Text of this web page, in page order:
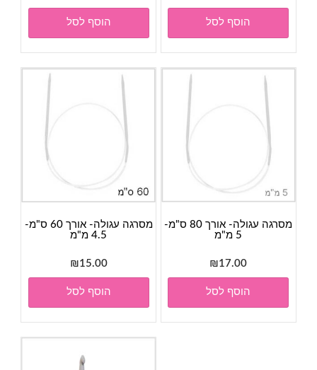
המקורי
היה:
₪5.00.
הנוכחי
₪4.00.
הוסף לסל
המקורי
היה:
₪5.00.
הנוכחי
₪4.00.
הוסף לסל
מסרגה עגולה- אורך 60 ס"מ-
4.5 מ"מ
₪15.00
הוסף לסל
מסרגה עגולה- אורך 80 ס"מ-
5 מ"מ
₪17.00
הוסף לסל